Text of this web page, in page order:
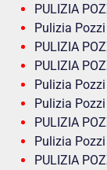
PULIZIA
Pulizia
PULIZIA
PULIZIA
Pulizia
Pulizia
PULIZIA
Pulizia
PULIZIA